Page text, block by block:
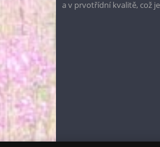
a v prvotřídní kvalitě, což